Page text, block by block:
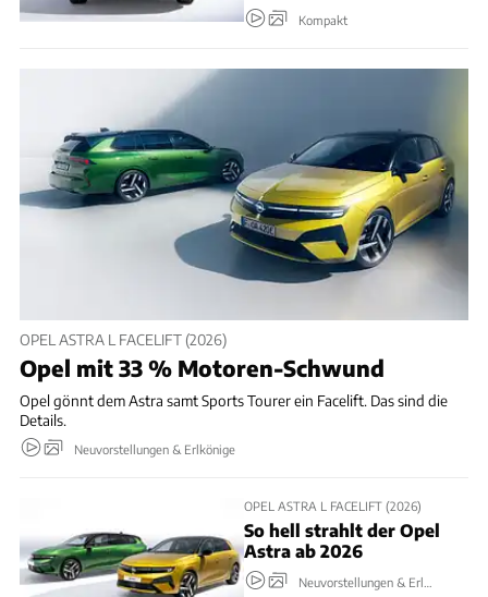
Kompakt
OPEL ASTRA L FACELIFT (2026)
Opel mit 33 % Motoren-Schwund
Opel gönnt dem Astra samt Sports Tourer ein Facelift. Das sind die
Details.
Neuvorstellungen & Erlkönige
OPEL ASTRA L FACELIFT (2026)
So hell strahlt der Opel
Astra ab 2026
Neuvorstellungen & Erlkönige